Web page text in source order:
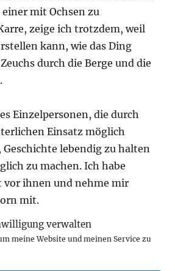
verwalten
meine Website und meinen Service zu
mit Ochsen zu
zeige ich trotzdem, weil
kann, wie das Ding
durch die Berge und die
Einzelpersonen, die durch
Einsatz möglich
Geschichte lebendig zu halten
zu machen. Ich habe
vor ihnen und nehme mir
mit.
in der Avila Adobe. Ich hetze
nach den Beschreibungen
ich an anderer Stelle noch